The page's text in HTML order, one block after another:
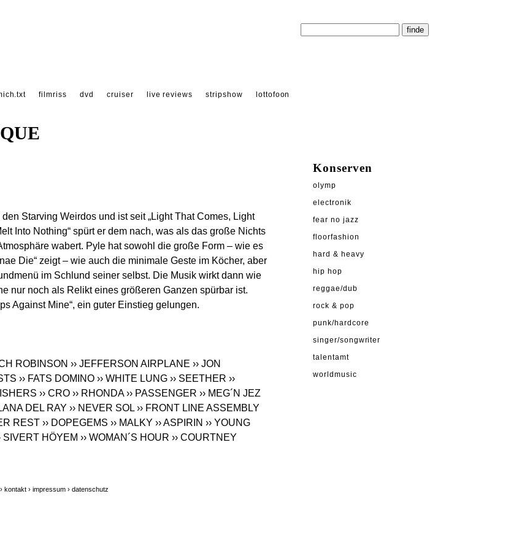
filmriss dvd cruiser live reviews stripshow lottofoon
Starving Weirdos und ist seit „Light That Comes, Light
Into Nothing“ spürt er dem nach, was als das große Nichts
wabert. Pyle hat sowohl die große Form – wie es
Die“ zeigt – wie auch die minimale Geste im Köcher, aber
im Schlund seiner selbst. Die Musik wirkt dann wie
nur noch als Relikt eines größeren Ganzen spürbar ist.
Against Mine“, ein guter Einstieg gelungen.
ROBINSON ›› JEFFERSON AIRPLANE ›› JON
›› FATS DOMINO ›› WHITE LUNG ›› SEETHER ››
›› CRO ›› RHONDA ›› PASSENGER ›› MEG´N JEZ
DEL RAY ›› NEVER SOL ›› FRONT LINE ASSEMBLY
REST ›› DOPEGEMS ›› MALKY ›› ASPIRIN ›› YOUNG
SIVERT HÖYEM ›› WOMAN´S HOUR ›› COURTNEY
› kontakt › impressum › datenschutz
Konserven
olymp
electronik
fear no jazz
floorfashion
hard & heavy
hip hop
reggae/dub
rock & pop
punk/hardcore
singer/songwriter
talentamt
worldmusic